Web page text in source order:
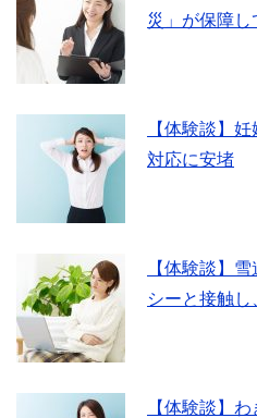
災」が保障し
【体験談】
対応に安堵
【体験談】
シーと接触
【体験談】